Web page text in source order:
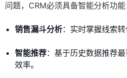
问题，CRM必须具备智能分析功能
销售漏斗分析：实时掌握线索
智能推荐：基于历史数据推荐
效率。